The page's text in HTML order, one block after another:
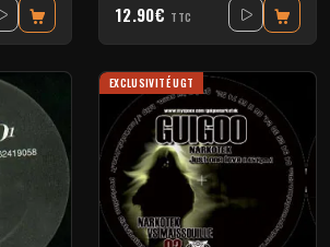
12.90€ TTC
EXCLUSIVITÉ UGT